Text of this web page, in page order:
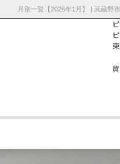
月別一覧【2026年1月】 | 武蔵野
問い合わ
個人情